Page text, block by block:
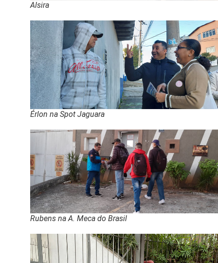
Alsira
Érlon na Spot Jaguara
Rubens na A. Meca do Brasil